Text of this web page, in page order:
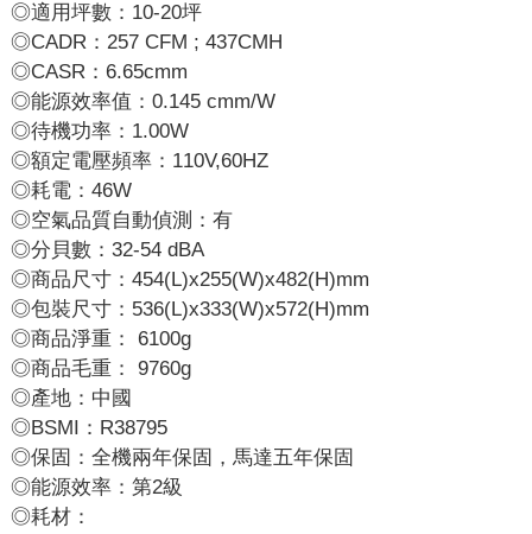
◎適用坪數：10-20坪
◎CADR：257 CFM ; 437CMH
◎CASR：6.65cmm
◎能源效率值：0.145 cmm/W
◎待機功率：1.00W
◎額定電壓頻率：110V,60HZ
◎耗電：46W
◎空氣品質自動偵測：有
◎分貝數：32-54 dBA
◎商品尺寸：454(L)x255(W)x482(H)mm
◎包裝尺寸：536(L)x333(W)x572(H)mm
◎商品淨重： 6100g
◎商品毛重： 9760g
◎產地：中國
◎BSMI：R38795
◎保固：全機兩年保固，馬達五年保固
◎能源效率：第2級
◎耗材：